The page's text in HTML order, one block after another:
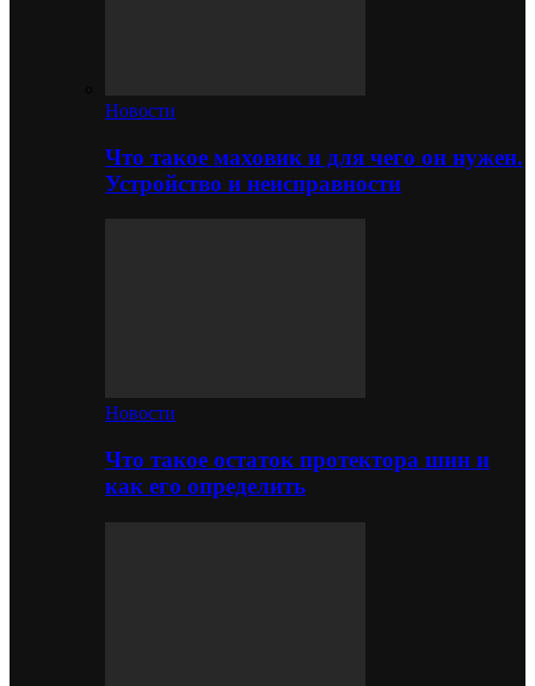
Новости
Что такое маховик и для чего он нужен.
Устройство и неисправности
Новости
Что такое остаток протектора шин и
как его определить